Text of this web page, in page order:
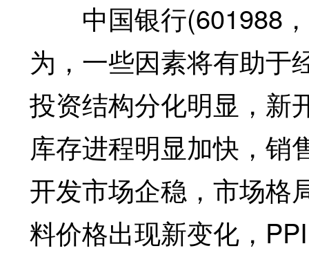
中国银行(601988，
为，一些因素将有助于
投资结构分化明显，新
库存进程明显加快，销
开发市场企稳，市场格
料价格出现新变化，